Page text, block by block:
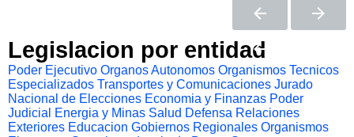
Legislacion por entidad
Poder Ejecutivo Organos Autonomos Organismos Tecnicos
Especializados Transportes y Comunicaciones Jurado
Nacional de Elecciones Economia y Finanzas Poder
Judicial
Energia y Minas Salud Defensa Relaciones
Exteriores Educacion Gobiernos Regionales Organismos